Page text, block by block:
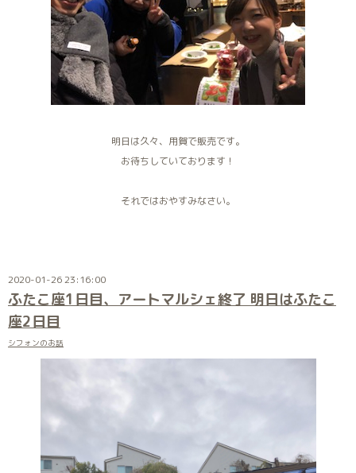
明日は久々、用賀で販売です。
お待ちしていております！
それではおやすみなさい。
2020-01-26 23:16:00
ふたこ座1日目、アートマルシェ終了 明日はふたこ
座2日目
シフォンのお話